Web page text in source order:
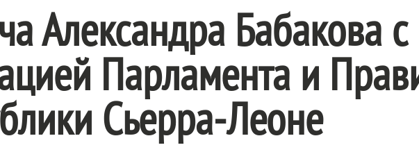
Александра Бабакова с
Парламента и
Сьерра-Леоне